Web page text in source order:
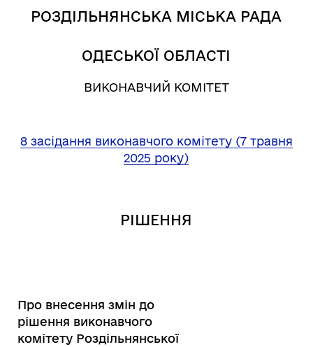
РОЗДІЛЬНЯНСЬКА МІСЬКА РАДА
ОДЕСЬКОЇ ОБЛАСТІ
ВИКОНАВЧИЙ КОМІТЕТ
8 засідання виконавчого комітету (7 травня
2025 року)
РІШЕННЯ
Про внесення змін до
рішення виконавчого
комітету Роздільнянської